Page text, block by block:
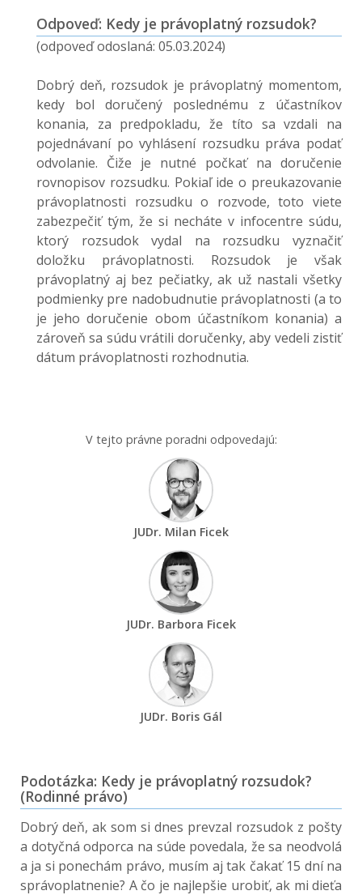
Odpoveď: Kedy je právoplatný rozsudok?
(odpoveď odoslaná: 05.03.2024)
Dobrý deň, rozsudok je právoplatný momentom,
kedy bol doručený poslednému z účastníkov
konania, za predpokladu, že títo sa vzdali na
pojednávaní po vyhlásení rozsudku práva podať
odvolanie. Čiže je nutné počkať na doručenie
rovnopisov rozsudku. Pokiaľ ide o preukazovanie
právoplatnosti rozsudku o rozvode, toto viete
zabezpečiť tým, že si necháte v infocentre súdu,
ktorý rozsudok vydal na rozsudku vyznačiť
doložku právoplatnosti. Rozsudok je však
právoplatný aj bez pečiatky, ak už nastali všetky
podmienky pre nadobudnutie právoplatnosti (a to
je jeho doručenie obom účastníkom konania) a
zároveň sa súdu vrátili doručenky, aby vedeli zistiť
dátum právoplatnosti rozhodnutia.
V tejto právne poradni odpovedajú:
JUDr. Milan Ficek
JUDr. Barbora Ficek
JUDr. Boris Gál
Podotázka: Kedy je právoplatný rozsudok?
(Rodinné právo)
Dobrý deň, ak som si dnes prevzal rozsudok z pošty
a dotyčná odporca na súde povedala, že sa neodvolá
a ja si ponechám právo, musím aj tak čakať 15 dní na
správoplatnenie? A čo je najlepšie urobiť, ak mi dieťa